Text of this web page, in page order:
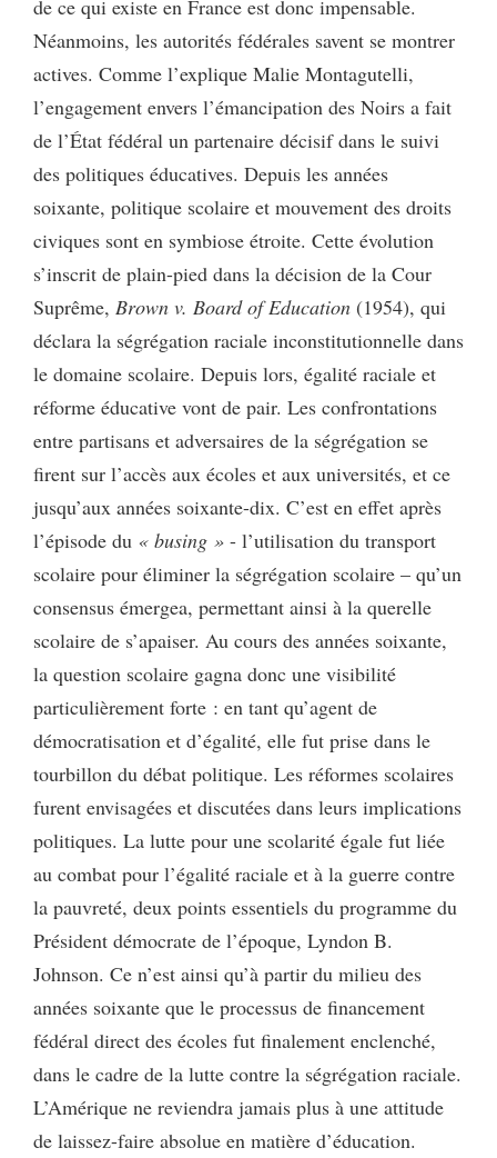
de ce qui existe en France est donc impensable.
Néanmoins, les autorités fédérales savent se montrer
actives. Comme l’explique Malie Montagutelli,
l’engagement envers l’émancipation des Noirs a fait
de l’État fédéral un partenaire décisif dans le suivi
des politiques éducatives. Depuis les années
soixante, politique scolaire et mouvement des droits
civiques sont en symbiose étroite. Cette évolution
s’inscrit de plain-pied dans la décision de la Cour
Suprême, Brown v. Board of Education (1954), qui
déclara la ségrégation raciale inconstitutionnelle dans
le domaine scolaire. Depuis lors, égalité raciale et
réforme éducative vont de pair. Les confrontations
entre partisans et adversaires de la ségrégation se
firent sur l’accès aux écoles et aux universités, et ce
jusqu’aux années soixante-dix. C’est en effet après
l’épisode du « busing » - l’utilisation du transport
scolaire pour éliminer la ségrégation scolaire – qu’un
consensus émergea, permettant ainsi à la querelle
scolaire de s’apaiser. Au cours des années soixante,
la question scolaire gagna donc une visibilité
particulièrement forte : en tant qu’agent de
démocratisation et d’égalité, elle fut prise dans le
tourbillon du débat politique. Les réformes scolaires
furent envisagées et discutées dans leurs implications
politiques. La lutte pour une scolarité égale fut liée
au combat pour l’égalité raciale et à la guerre contre
la pauvreté, deux points essentiels du programme du
Président démocrate de l’époque, Lyndon B.
Johnson. Ce n’est ainsi qu’à partir du milieu des
années soixante que le processus de financement
fédéral direct des écoles fut finalement enclenché,
dans le cadre de la lutte contre la ségrégation raciale.
L’Amérique ne reviendra jamais plus à une attitude
de laissez-faire absolue en matière d’éducation.